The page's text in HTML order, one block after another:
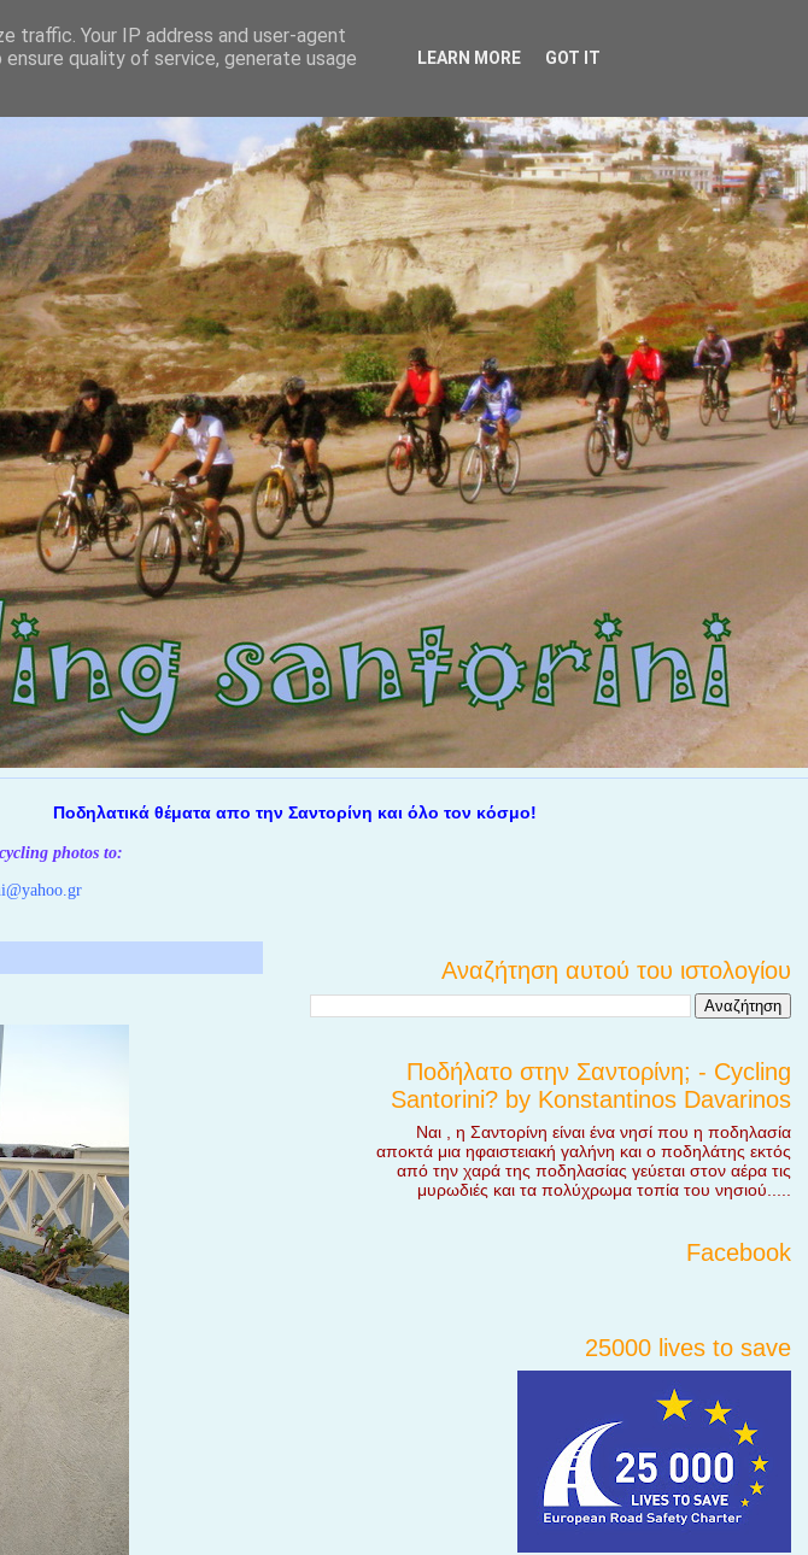
Ποδηλατικά θέματα απο την Σαντορίνη και όλο τον κόσμο!
photos to:
Αναζήτηση αυτού του ιστολογίου
Ποδήλατο στην Σαντορίνη; - Cycling
Santorini? by Konstantinos Davarinos
Ναι , η Σαντορίνη είναι ένα νησί που η ποδηλασία
αποκτά μια ηφαιστειακή γαλήνη και ο ποδηλάτης εκτός
από την χαρά της ποδηλασίας γεύεται στον αέρα τις
μυρωδιές και τα πολύχρωμα τοπία του νησιού.....
Facebook
25000 lives to save
traffic. Your IP address and user-agent
quality of service, generate usage
LEARN MORE GOT IT